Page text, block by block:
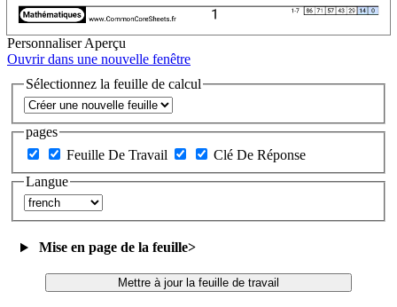
Personnaliser Aperçu
Ouvrir dans une nouvelle fenêtre
Sélectionnez la feuille de calcul
pages
Feuille De Travail
Clé De Réponse
Langue
Mise en page de la feuille>
Mettre à jour la feuille de travail